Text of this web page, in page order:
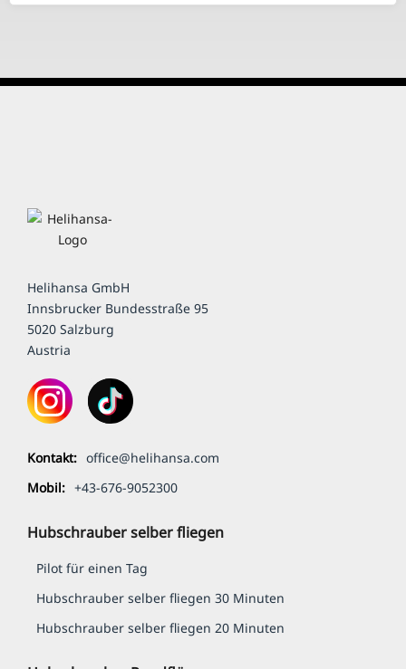
Helihansa GmbH
Innsbrucker Bundesstraße 95
5020 Salzburg
Austria
Kontakt: office@helihansa.com
Mobil: +43-676-9052300
Hubschrauber selber fliegen
Pilot für einen Tag
Hub­schrauber selber fliegen 30 Minuten
Hub­schrauber selber fliegen 20 Minuten